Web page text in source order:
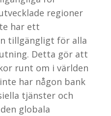
regioner
har ett
tillgängligt för alla
Detta gör att
runt om i världen
har någon bank
tjänster och
globala